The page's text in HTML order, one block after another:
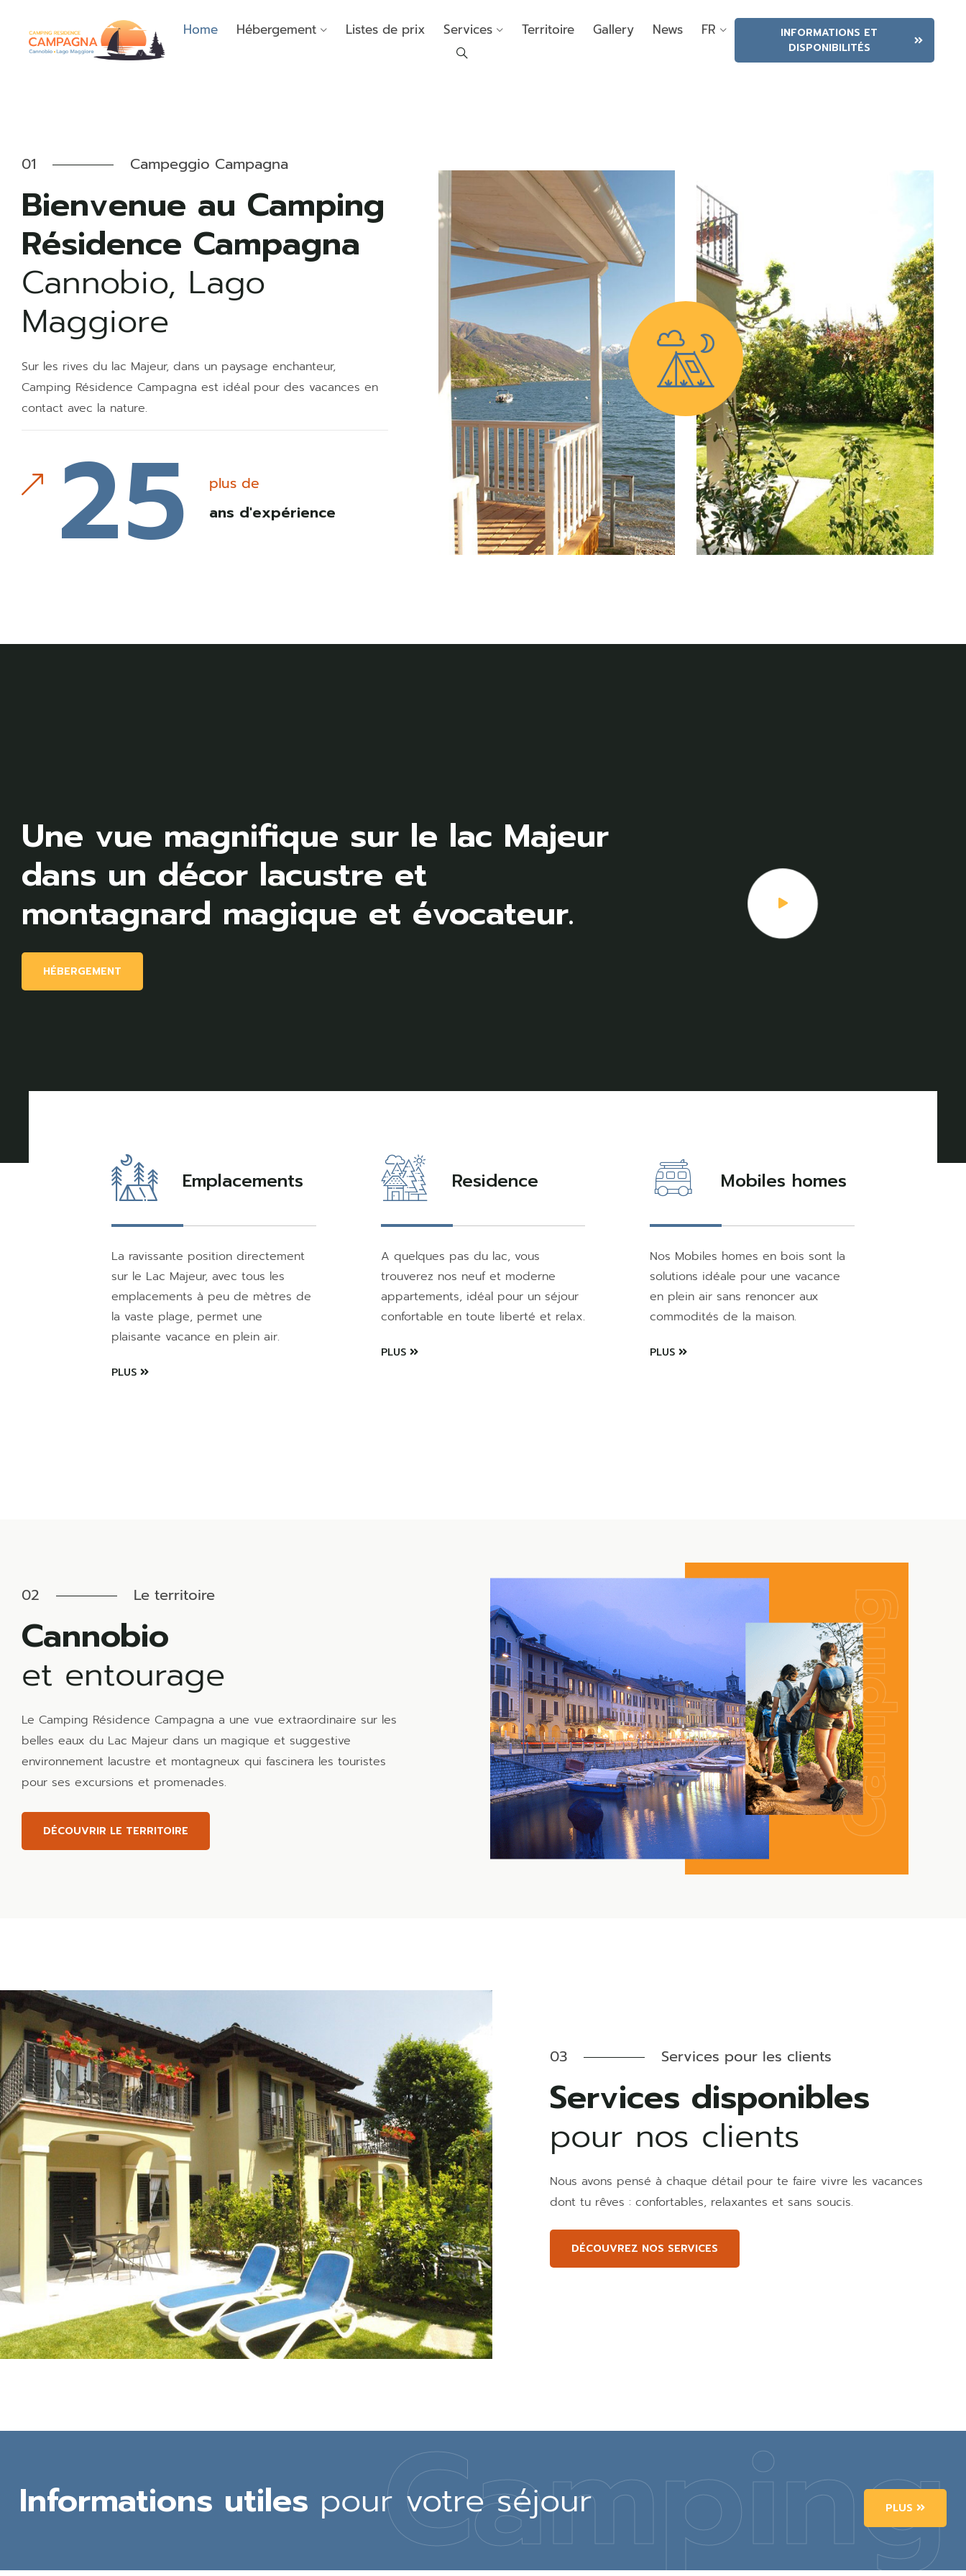
Home Hébergement Listes de prix Services Territoire Gallery News FR
INFORMATIONS ET
DISPONIBILITÉS
01 Campeggio Campagna
Bienvenue au Camping
Résidence Campagna
Cannobio, Lago
Maggiore
Sur les rives du lac Majeur, dans un paysage enchanteur,
Camping Résidence Campagna est idéal pour des vacances en
contact avec la nature.
25 plus de
ans d'expérience
Une vue magnifique sur le lac Majeur
dans un décor lacustre et
montagnard magique et évocateur.
HÉBERGEMENT
Emplacements
La ravissante position directement
sur le Lac Majeur, avec tous les
emplacements à peu de mètres de
la vaste plage, permet une
plaisante vacance en plein air.
PLUS
Residence
A quelques pas du lac, vous
trouverez nos neuf et moderne
appartements, idéal pour un séjour
confortable en toute liberté et relax.
PLUS
Mobiles homes
Nos Mobiles homes en bois sont la
solutions idéale pour une vacance
en plein air sans renoncer aux
commodités de la maison.
PLUS
02 Le territoire
Cannobio
et entourage
Le Camping Résidence Campagna a une vue extraordinaire sur les
belles eaux du Lac Majeur dans un magique et suggestive
environnement lacustre et montagneux qui fascinera les touristes
pour ses excursions et promenades.
DÉCOUVRIR LE TERRITOIRE
03 Services pour les clients
Services disponibles
pour nos clients
Nous avons pensé à chaque détail pour te faire vivre les vacances
dont tu rêves : confortables, relaxantes et sans soucis.
DÉCOUVREZ NOS SERVICES
Informations utiles pour votre séjour PLUS
Camping